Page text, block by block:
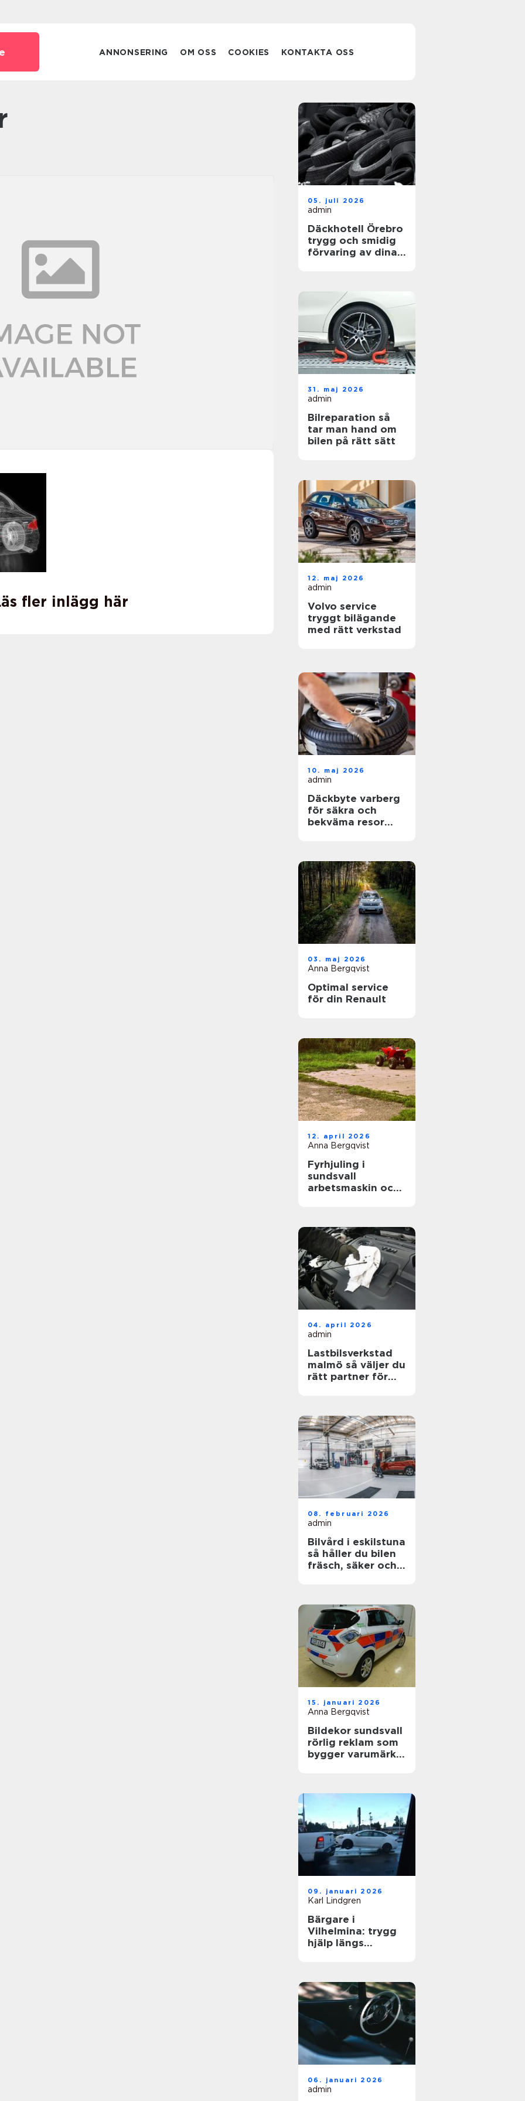
ANNONSERING OM OSS COOKIES KONTAKTA OSS
fler inlägg här
05. juli 2026
admin
Däckhotell Örebro
trygg och smidig
förvaring av dina
31. maj 2026
admin
Bilreparation så
tar man hand om
bilen på rätt sätt
12. maj 2026
admin
Volvo service
tryggt bilägande
med rätt verkstad
10. maj 2026
admin
Däckbyte varberg
för säkra och
bekväma resor
03. maj 2026
Anna Bergqvist
Optimal service
för din Renault
12. april 2026
Anna Bergqvist
Fyrhjuling i
sundsvall
arbetsmaskin och
04. april 2026
admin
Lastbilsverkstad
malmö så väljer du
rätt partner för
08. februari 2026
admin
Bilvård i eskilstuna
så håller du bilen
fräsch, säker och
15. januari 2026
Anna Bergqvist
Bildekor sundsvall
rörlig reklam som
bygger varumärke
09. januari 2026
Karl Lindgren
Bärgare i
Vilhelmina: trygg
hjälp längs
06. januari 2026
admin